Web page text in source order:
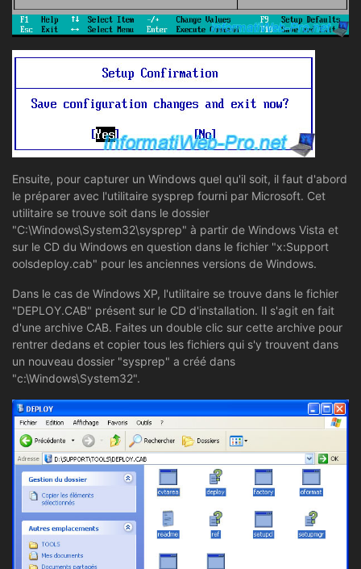
Ensuite, pour capturer un Windows quel qu'il soit, il faut d'abord
le préparer avec l'utilitaire sysprep fourni par Microsoft. Cet
utilitaire se trouve soit dans le dossier
"C:\Windows\System32\sysprep" à partir de Windows Vista et
sur le CD du Windows en question dans le fichier "x:Support
oolsdeploy.cab" pour les anciennes versions de Windows.
Dans le cas de Windows XP, l'utilitaire se trouve dans le fichier
"DEPLOY.CAB" présent sur le CD d'installation. Il s'agit en fait
d'une archive CAB. Faites un double clic sur cette archive pour
rentrer dedans et copier tous les fichiers qui s'y trouvent dans
un nouveau dossier "sysprep" a créé dans
"c:\Windows\System32".